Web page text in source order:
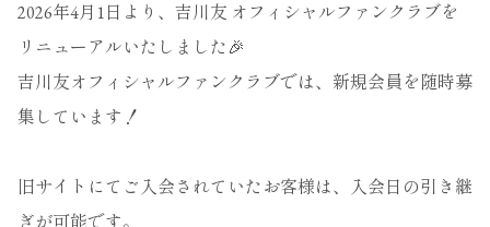
2026年4月1日より、吉川友 オフィシャルファンクラブを
リニューアルいたしました🎉
吉川友オフィシャルファンクラブでは、新規会員を随時募
集しています！
旧サイトにてご入会されていたお客様は、入会日の引き継
ぎが可能です。